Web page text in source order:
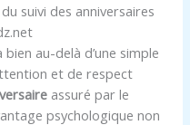
suivi des anniversaires
au-delà d’une simple
et de respect
assuré par le
psychologique non